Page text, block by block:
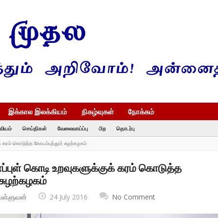
இக்கால இலக்கியம் நிகழ்வுகள் நோக்கம்
செய்திகள் வேலைவாய்ப்பு பிற தொடர்பு
கொடுத்த கோயம்புத்தூர் சுழற்கழகம்
கொடி உறவுகளுக்குக் கரம் கொடுத்த
24 July 2016 No Comment